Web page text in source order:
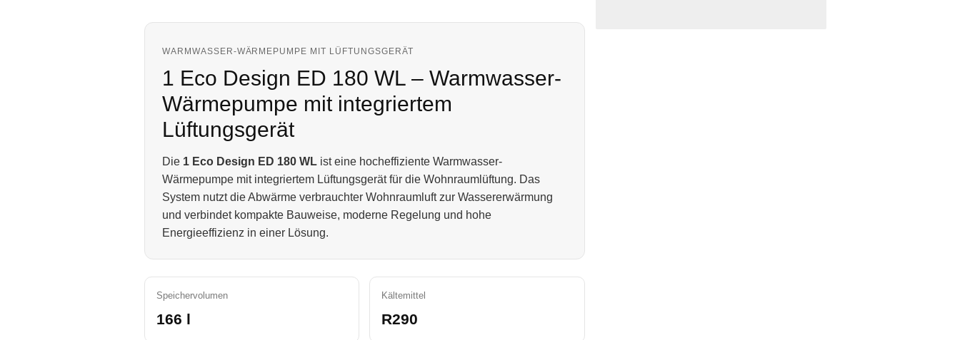
WARMWASSER-WÄRMEPUMPE MIT LÜFTUNGSGERÄT
1 Eco Design ED 180 WL – Warmwasser-
Wärmepumpe mit integriertem
Lüftungsgerät
Die 1 Eco Design ED 180 WL ist eine hocheffiziente Warmwasser-
Wärmepumpe mit integriertem Lüftungsgerät für die Wohnraumlüftung. Das
System nutzt die Abwärme verbrauchter Wohnraumluft zur Wassererwärmung
und verbindet kompakte Bauweise, moderne Regelung und hohe
Energieeffizienz in einer Lösung.
Speichervolumen
166 l
Kältemittel
R290